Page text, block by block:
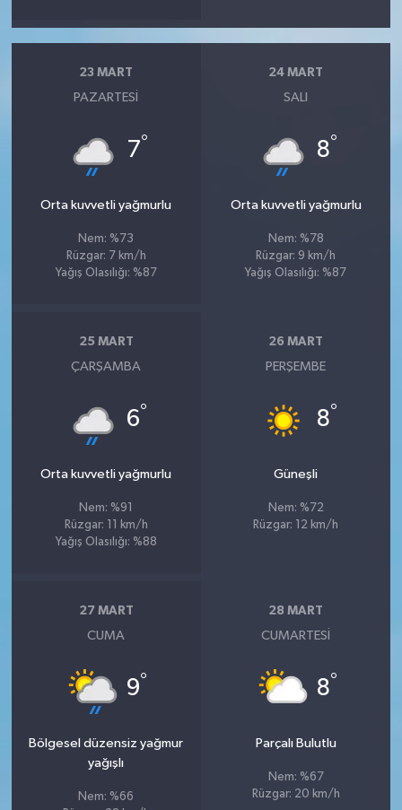
23 MART
PAZARTESI
7°
Orta kuvvetli yağmurlu
Nem: %73
Rüzgar: 7 km/h
Yağış Olasılığı: %87
24 MART
SALI
8°
Orta kuvvetli yağmurlu
Nem: %78
Rüzgar: 9 km/h
Yağış Olasılığı: %87
25 MART
ÇARŞAMBA
6°
Orta kuvvetli yağmurlu
Nem: %91
Rüzgar: 11 km/h
Yağış Olasılığı: %88
26 MART
PERŞEMBE
8°
Güneşli
Nem: %72
Rüzgar: 12 km/h
27 MART
CUMA
9°
Bölgesel düzensiz yağmur
yağışlı
Nem: %66
28 MART
CUMARTESI
8°
Parçalı Bulutlu
Nem: %67
Rüzgar: 20 km/h